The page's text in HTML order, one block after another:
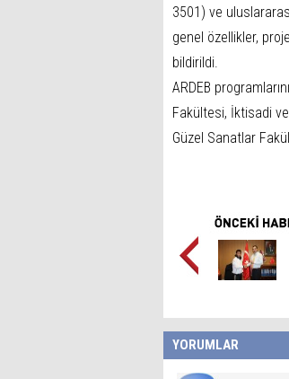
3501) ve
genel özellikler,
bildirildi.
ARDEB
Fakültesi, İktisadi
Güzel Sanatlar
YORUMLAR